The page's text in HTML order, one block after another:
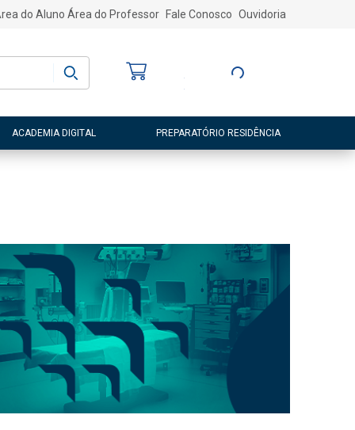
do Aluno Área do Professor Fale Conosco Ouvidoria
Entre ou Cadastre-
ACADEMIA DIGITAL PREPARATÓRIO RESIDÊNCIA